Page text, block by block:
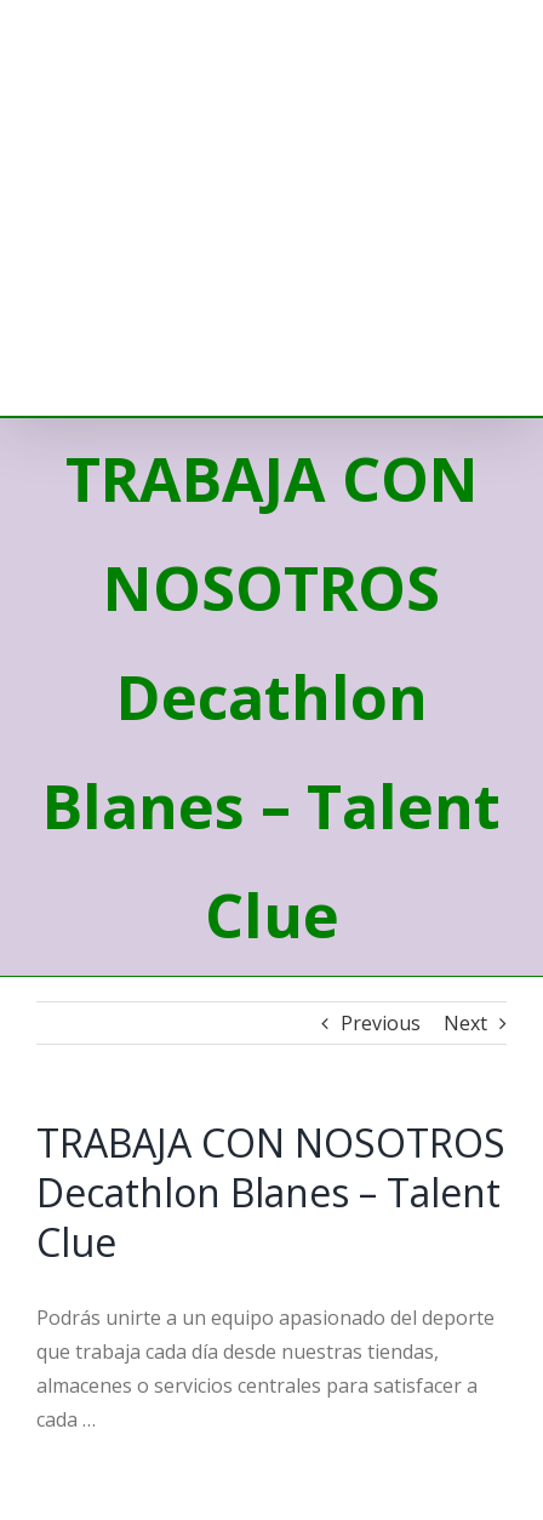
TRABAJA CON
NOSOTROS
Decathlon
Blanes – Talent
Clue
Previous Next
TRABAJA CON NOSOTROS
Decathlon Blanes – Talent
Clue
Podrás unirte a un equipo apasionado del deporte
que trabaja cada día desde nuestras tiendas,
almacenes o servicios centrales para satisfacer a
cada …